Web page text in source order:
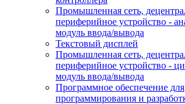
Промышленная сеть,
периферийное устройство -
модуль ввода/вывода
Текстовый дисплей
Промышленная сеть,
периферийное устройство -
модуль ввода/вывода
Программное обеспечение для
программирования и